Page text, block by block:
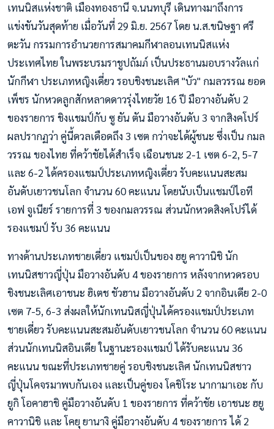
เทนนิสแห่งชาติ เมืองทองธานี จ.นนทบุรี เดินทางมาถึงการ
แข่งขันวันสุดท้าย เมื่อวันที่ 29 มิ.ย. 2567 โดย น.ส.ขนิษฐา ศรี
ตะวัน กรรมการอำนวยการสมาคมกีฬาลอนเทนนิสแห่ง
ประเทศไทย ในพระบรมราชูปถัมภ์ เป็นประธานมอบรางวัลแก่
นักกีฬา ประเภทหญิงเดี่ยว รอบชิงชนะเลิศ "บัว" กมลวรรณ ยอด
เพ็ชร นักหวดลูกสักหลาดดาวรุ่งไทยวัย 16 ปี มือวางอันดับ 2
ของรายการ ชิงแชมป์กับ ซู ยัน ตัน มือวางอันดับ 3 จากสิงคโปร์
ผลปรากฏว่า คู่นี้ดวลเดือดถึง 3 เซต กว่าจะได้ผู้ชนะ ซึ่งเป็น กมล
วรรณ ของไทย ที่คว้าชัยได้สำเร็จ เฉือนชนะ 2-1 เซต 6-2, 5-7
และ 6-2 ได้ครองแชมป์ประเภทหญิงเดี่ยว รับคะแนนสะสม
อันดับเยาวชนโลก จำนวน 60 คะแนน โดยนับเป็นแชมป์ไอที
เอฟ จูเนียร์ รายการที่ 3 ของกมลวรรณ ส่วนนักหวดสิงคโปร์ได้
รองแชมป์ รับ 36 คะแนน
ทางด้านประเภทชายเดี่ยว แชมป์เป็นของ ฮยู คาวานิชิ นัก
เทนนิสชาวญี่ปุ่น มือวางอันดับ 4 ของรายการ หลังจากหวดรอบ
ชิงชนะเลิศเอาชนะ ฮิเตช ชัวฮาน มือวางอันดับ 2 จากอินเดีย 2-0
เซต 7-5, 6-3 ส่งผลให้นักเทนนิสญี่ปุ่นได้ครองแชมป์ประเภท
ชายเดี่ยว รับคะแนนสะสมอันดับเยาวชนโลก จำนวน 60 คะแนน
ส่วนนักเทนนิสอินเดีย ในฐานะรองแชมป์ ได้รับคะแนน 36
คะแนน ขณะที่ประเภทชายคู่ รอบชิงชนะเลิศ นักเทนนิสชาว
ญี่ปุ่นโคจรมาพบกันเอง และเป็นคู่ของ โคชิโระ นากามาเอะ กับ
ยูกิ โอคาฮาชิ คู่มือวางอันดับ 1 ของรายการ ที่คว้าชัย เอาชนะ ฮยู
คาวานิชิ และ โคยุ ยานางิ คู่มือวางอันดับ 4 ของรายการ ได้ 2